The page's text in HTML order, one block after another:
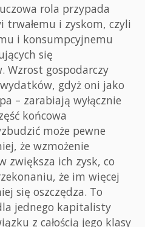
rola przypada
trwałemu i zyskom, czyli
i konsumpcyjnemu
się
Wzrost gospodarczy
gdyż oni jako
– zarabiają wyłącznie
końcowa
może pewne
że wzmożenie
zwiększa ich zysk, co
że im więcej
się oszczędza. To
jednego kapitalisty
z całością jego klasy